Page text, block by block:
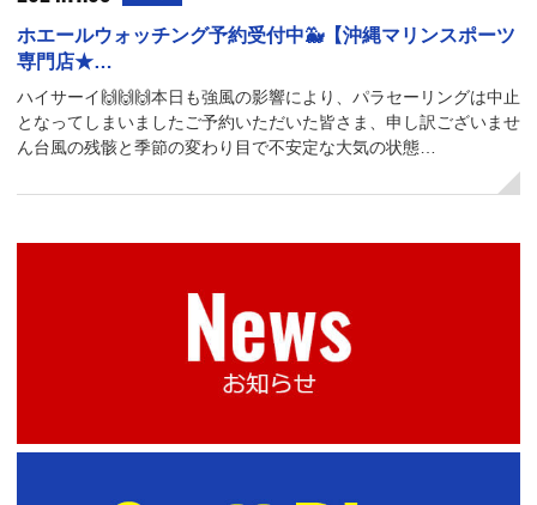
ホエールウォッチング予約受付中🐳【沖縄マリンスポーツ
専門店★…
ハイサーイ🙌🙌🙌本日も強風の影響により、パラセーリングは中止
となってしまいましたご予約いただいた皆さま、申し訳ございませ
ん台風の残骸と季節の変わり目で不安定な大気の状態…